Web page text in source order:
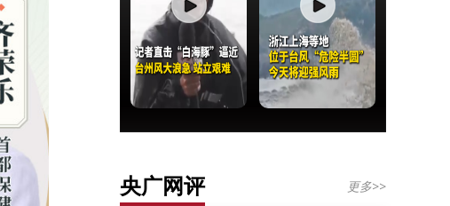
央广网评 更多>>